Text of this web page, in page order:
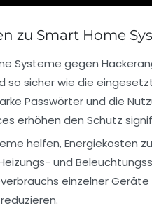
zu Smart Home
Systeme gegen
so sicher wie die
Passwörter und die
erhöhen den Schutz
helfen, Energiekosten
und
einzelner